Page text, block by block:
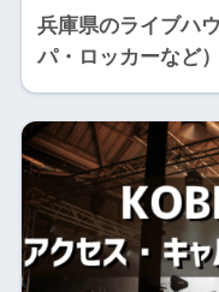
兵庫県のライブハ
パ・ロッカーなど）